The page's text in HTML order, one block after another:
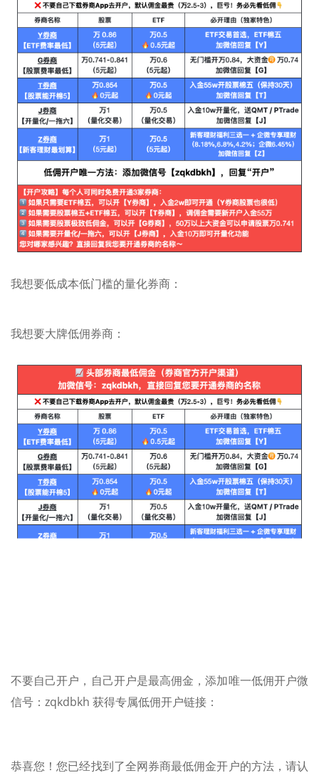
我想要低成本低门槛的量化券商：
我想要大牌低佣券商：
不要自己开户，自己开户是最高佣金，添加唯一低佣开户微
信号：zqkdbkh 获得专属低佣开户链接：
恭喜您！您已经找到了全网券商最低佣金开户的方法，请认